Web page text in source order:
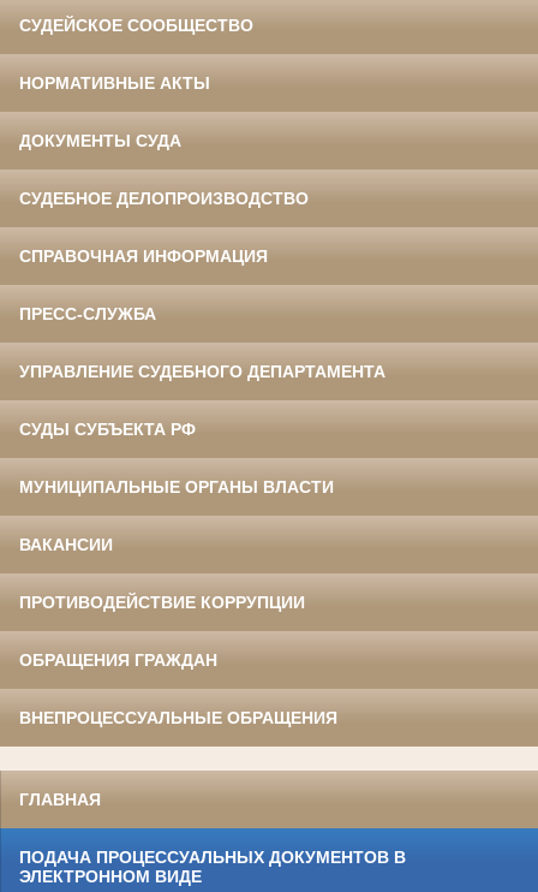
СУДЕЙСКОЕ СООБЩЕСТВО
НОРМАТИВНЫЕ АКТЫ
ДОКУМЕНТЫ СУДА
СУДЕБНОЕ ДЕЛОПРОИЗВОДСТВО
СПРАВОЧНАЯ ИНФОРМАЦИЯ
ПРЕСС-СЛУЖБА
УПРАВЛЕНИЕ СУДЕБНОГО ДЕПАРТАМЕНТА
СУДЫ СУБЪЕКТА РФ
МУНИЦИПАЛЬНЫЕ ОРГАНЫ ВЛАСТИ
ВАКАНСИИ
ПРОТИВОДЕЙСТВИЕ КОРРУПЦИИ
ОБРАЩЕНИЯ ГРАЖДАН
ВНЕПРОЦЕССУАЛЬНЫЕ ОБРАЩЕНИЯ
ГЛАВНАЯ
ПОДАЧА ПРОЦЕССУАЛЬНЫХ ДОКУМЕНТОВ В
ЭЛЕКТРОННОМ ВИДЕ